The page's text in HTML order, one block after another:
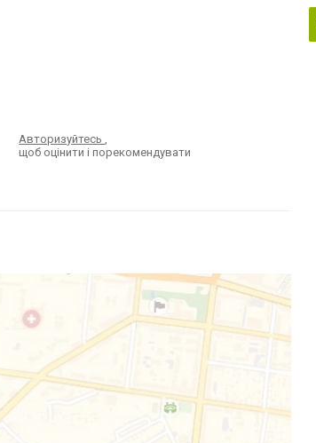
Авторизуйтесь,
щоб оцінити і порекомендувати